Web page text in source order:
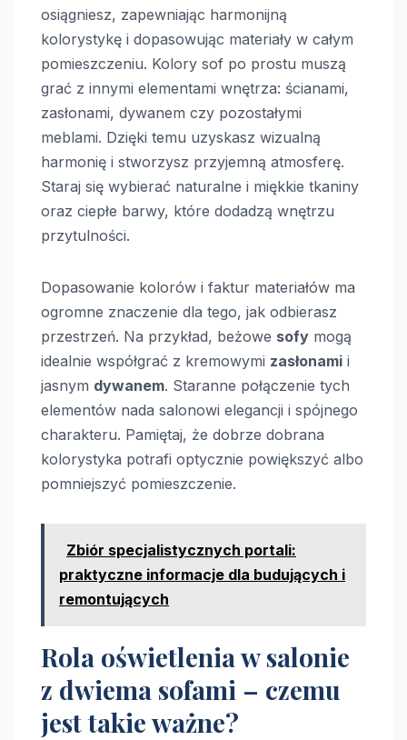
osiągniesz, zapewniając harmonijną
kolorystykę i dopasowując materiały w całym
pomieszczeniu. Kolory sof po prostu muszą
grać z innymi elementami wnętrza: ścianami,
zasłonami, dywanem czy pozostałymi
meblami. Dzięki temu uzyskasz wizualną
harmonię i stworzysz przyjemną atmosferę.
Staraj się wybierać naturalne i miękkie tkaniny
oraz ciepłe barwy, które dodadzą wnętrzu
przytulności.
Dopasowanie kolorów i faktur materiałów ma
ogromne znaczenie dla tego, jak odbierasz
przestrzeń. Na przykład, beżowe sofy mogą
idealnie współgrać z kremowymi zasłonami i
jasnym dywanem. Staranne połączenie tych
elementów nada salonowi elegancji i spójnego
charakteru. Pamiętaj, że dobrze dobrana
kolorystyka potrafi optycznie powiększyć albo
pomniejszyć pomieszczenie.
Zbiór specjalistycznych portali:
praktyczne informacje dla budujących i
remontujących
Rola oświetlenia w salonie
z dwiema sofami – czemu
jest takie ważne?